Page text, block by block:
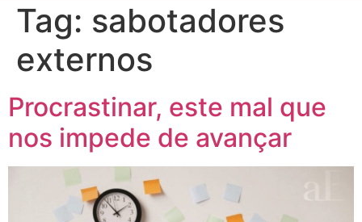
Tag: sabotadores
externos
Procrastinar, este mal que
nos impede de avançar